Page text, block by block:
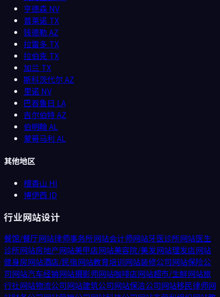
亨德森 NV
普莱诺 TX
钱德勒 AZ
拉雷多 TX
拉伯克 TX
加兰 TX
斯科茨代尔AZ
里诺 NV
巴吞鲁日 LA
吉尔伯特 AZ
伯明翰 AL
蒙哥马利 AL
其他地区
檀香山 HI
博伊西 ID
行业网站设计
餐馆/餐厅网站律师事务所网站会计师网站牙医诊所网站医生
诊所网站房地产网站美甲店网站美容院/美发网站理发店网站
健身房网站酒店/民宿网站教育培训网站装修公司网站保险公
司网站汽车经销网站摄影师网站咖啡店网站超市/生鲜网站旅
行社网站物流公司网站建筑公司网站保洁公司网站移民律师网